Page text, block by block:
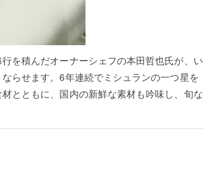
を積んだオーナーシェフの本田哲也氏が、い
らせます。6年連続でミシュランの一つ星を
とともに、国内の新鮮な素材も吟味し、旬な